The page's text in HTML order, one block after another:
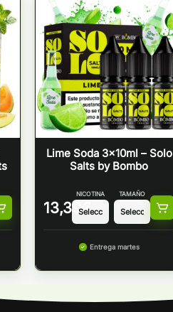
Lime Soda 3x10ml – Solo
Salts by Bombo
13,39€
NICOTINA TAMAÑO
Entrega martes